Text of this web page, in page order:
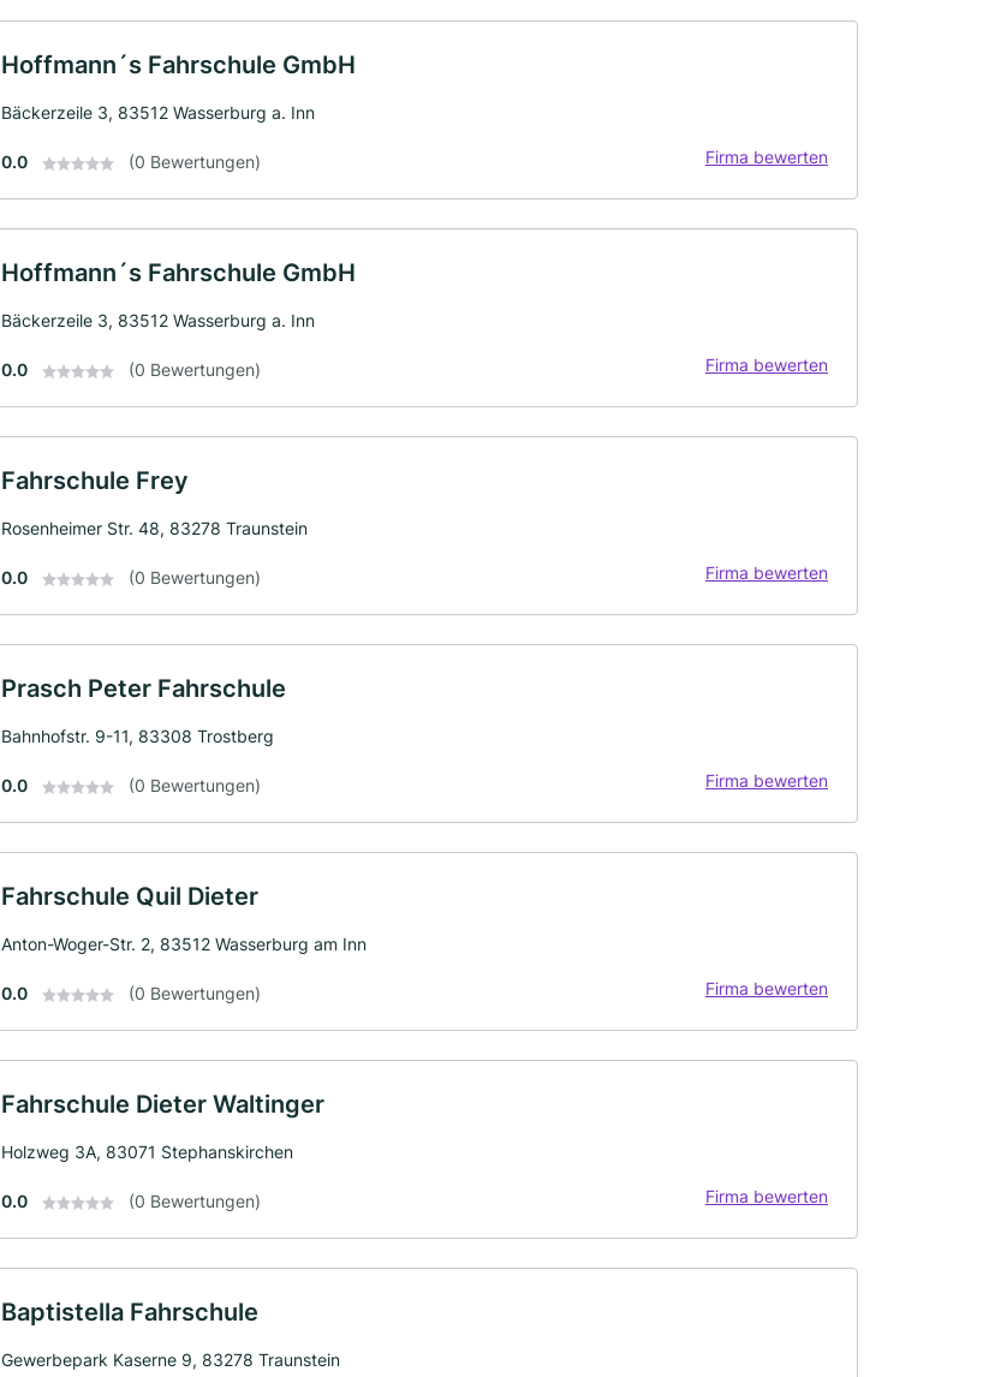
Hoffmann´s Fahrschule GmbH
Bäckerzeile 3, 83512 Wasserburg a. Inn
0.0 (0 Bewertungen) Firma bewerten
Hoffmann´s Fahrschule GmbH
Bäckerzeile 3, 83512 Wasserburg a. Inn
0.0 (0 Bewertungen) Firma bewerten
Fahrschule Frey
Rosenheimer Str. 48, 83278 Traunstein
0.0 (0 Bewertungen) Firma bewerten
Prasch Peter Fahrschule
Bahnhofstr. 9-11, 83308 Trostberg
0.0 (0 Bewertungen) Firma bewerten
Fahrschule Quil Dieter
Anton-Woger-Str. 2, 83512 Wasserburg am Inn
0.0 (0 Bewertungen) Firma bewerten
Fahrschule Dieter Waltinger
Holzweg 3A, 83071 Stephanskirchen
0.0 (0 Bewertungen) Firma bewerten
Baptistella Fahrschule
Gewerbepark Kaserne 9, 83278 Traunstein